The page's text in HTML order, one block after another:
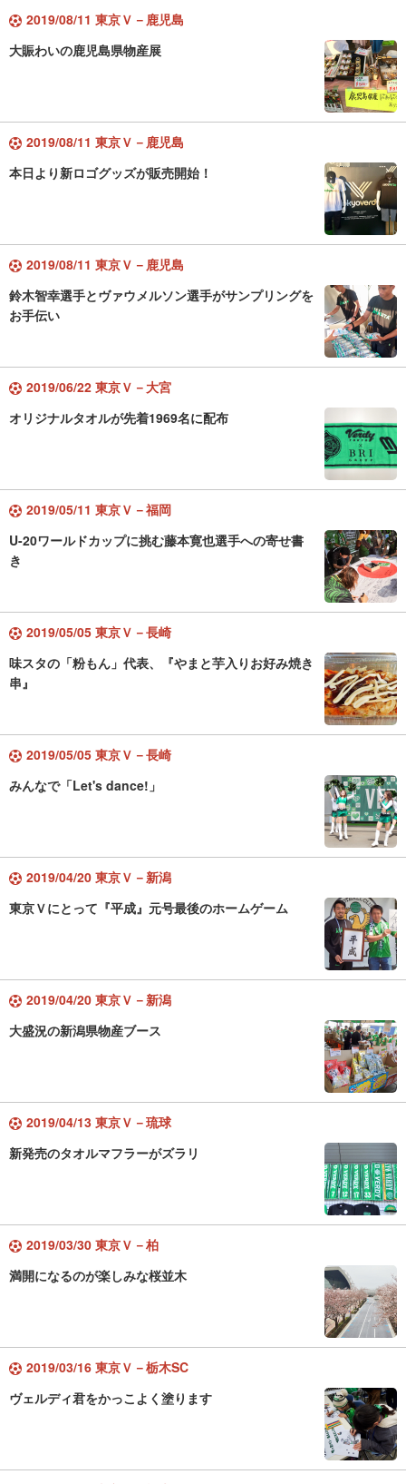
2019/08/11 東京Ｖ－鹿児島
大賑わいの鹿児島県物産展
2019/08/11 東京Ｖ－鹿児島
本日より新ロゴグッズが販売開始！
2019/08/11 東京Ｖ－鹿児島
鈴木智幸選手とヴァウメルソン選手がサンプリングを
お手伝い
2019/06/22 東京Ｖ－大宮
オリジナルタオルが先着1969名に配布
2019/05/11 東京Ｖ－福岡
U-20ワールドカップに挑む藤本寛也選手への寄せ書
き
2019/05/05 東京Ｖ－長崎
味スタの「粉もん」代表、『やまと芋入りお好み焼き
串』
2019/05/05 東京Ｖ－長崎
みんなで「Let's dance!」
2019/04/20 東京Ｖ－新潟
東京Ｖにとって『平成』元号最後のホームゲーム
2019/04/20 東京Ｖ－新潟
大盛況の新潟県物産ブース
2019/04/13 東京Ｖ－琉球
新発売のタオルマフラーがズラリ
2019/03/30 東京Ｖ－柏
満開になるのが楽しみな桜並木
2019/03/16 東京Ｖ－栃木SC
ヴェルディ君をかっこよく塗ります